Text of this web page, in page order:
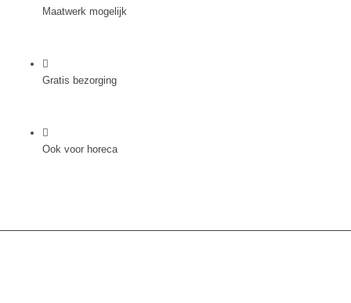
Maatwerk mogelijk
Gratis bezorging
Ook voor horeca